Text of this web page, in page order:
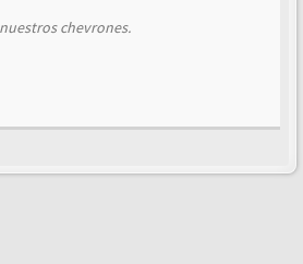
chevrones.